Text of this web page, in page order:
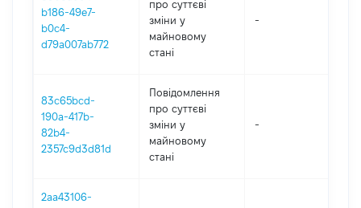
b186-49e7-
b0c4-
d79a007ab772
про суттєві
зміни y
майновому
стані
-
83c65bcd-
190a-417b-
82b4-
2357c9d3d81d
Повідомлення
про суттєві
зміни y
майновому
стані
-
2aa43106-